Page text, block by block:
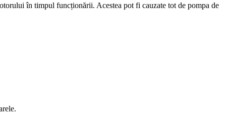
în timpul funcționării. Acestea pot fi cauzate tot de pompa de